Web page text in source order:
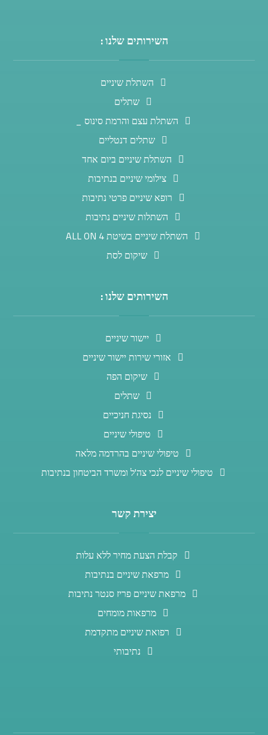
השירותים שלנו :
השתלת שיניים
שתלים
השתלת עצם והרמת סינוס _
שתלים דנטליים
השתלת שיניים ביום אחד
צילומי שיניים בנתיבות
רופא שיניים פרטי נתיבות
השתלות שיניים נתיבות
השתלת שיניים בשיטת ALL ON 4
שיקום לסת
השירותים שלנו :
יישור שיניים
אזורי שירות יישור שיניים
שיקום הפה
שתלים
נסיגת חניכיים
טיפולי שיניים
טיפולי שיניים בהרדמה מלאה
טיפולי שיניים לנכי צה'ל ומשרד הביטחון בנתיבות
יצירת קשר
קבלת הצעת מחיר ללא עלות
מרפאת שיניים בנתיבות
מרפאת שיניים פריז סנטר נתיבות
מרפאות מומחים
רפואת שיניים מתקדמת
נתיבותי